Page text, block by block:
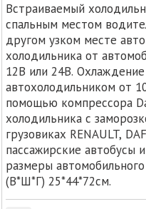
Встраиваемый
спальным местом
другом узком месте
холодильника от
12В или 24В.
автохолодильником от
помощью компрессора
холодильника с
грузовиках RENAULT,
пассажирские автобусы
размеры
(В*Ш*Г) 25*44*72см.